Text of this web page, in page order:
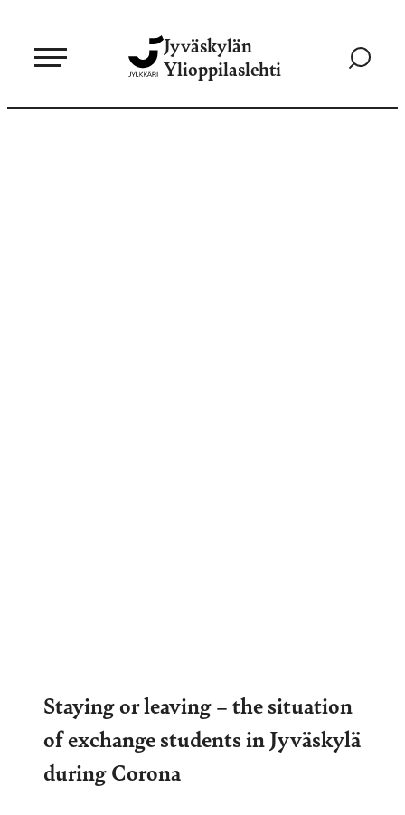
sisältöön
Jyväskylän
Ylioppilaslehti
Siirry
Staying or leaving – the situation
of exchange students in Jyväskylä
during Corona